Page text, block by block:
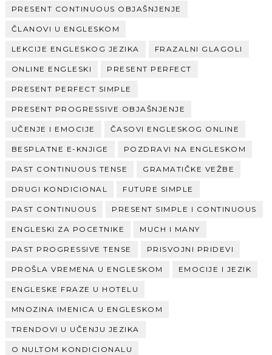
PRESENT CONTINUOUS OBJAŠNJENJE
ČLANOVI U ENGLESKOM
LEKCIJE ENGLESKOG JEZIKA FRAZALNI GLAGOLI
ONLINE ENGLESKI PRESENT PERFECT
PRESENT PERFECT SIMPLE
PRESENT PROGRESSIVE OBJAŠNJENJE
UČENJE I EMOCIJE ČASOVI ENGLESKOG ONLINE
BESPLATNE E-KNJIGE POZDRAVI NA ENGLESKOM
PAST CONTINUOUS TENSE GRAMATIČKE VEŽBE
DRUGI KONDICIONAL FUTURE SIMPLE
PAST CONTINUOUS PRESENT SIMPLE I CONTINUOUS
ENGLESKI ZA POCETNIKE MUCH I MANY
PAST PROGRESSIVE TENSE PRISVOJNI PRIDEVI
PROŠLA VREMENA U ENGLESKOM EMOCIJE I JEZIK
ENGLESKE FRAZE U HOTELU
MNOZINA IMENICA U ENGLESKOM
TRENDOVI U UČENJU JEZIKA
O NULTOM KONDICIONALU